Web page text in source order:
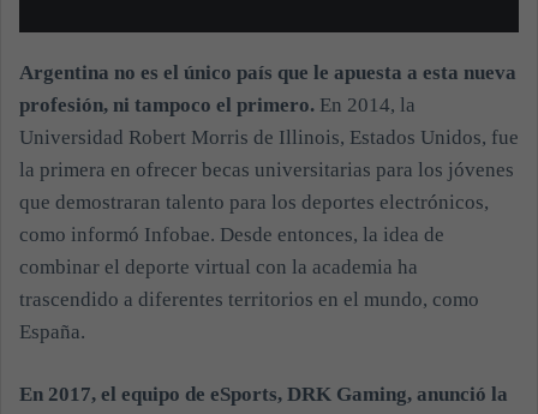
Argentina no es el único país que le apuesta a esta nueva
profesión, ni tampoco el primero. En 2014, la
Universidad Robert Morris de Illinois, Estados Unidos, fue
la primera en ofrecer becas universitarias para los jóvenes
que demostraran talento para los deportes electrónicos,
como informó Infobae. Desde entonces, la idea de
combinar el deporte virtual con la academia ha
trascendido a diferentes territorios en el mundo, como
España.
En 2017, el equipo de eSports, DRK Gaming, anunció la